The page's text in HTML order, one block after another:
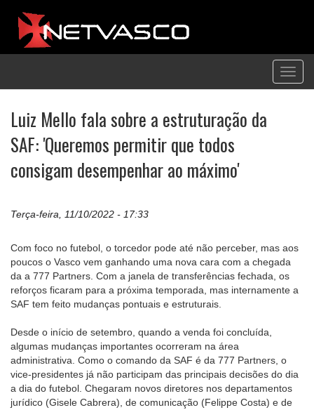
Luiz Mello fala sobre a estruturação da
SAF: 'Queremos permitir que todos
consigam desempenhar ao máximo'
Terça-feira, 11/10/2022 - 17:33
Com foco no futebol, o torcedor pode até não perceber, mas aos
poucos o Vasco vem ganhando uma nova cara com a chegada
da a 777 Partners. Com a janela de transferências fechada, os
reforços ficaram para a próxima temporada, mas internamente a
SAF tem feito mudanças pontuais e estruturais.
Desde o início de setembro, quando a venda foi concluída,
algumas mudanças importantes ocorreram na área
administrativa. Como o comando da SAF é da 777 Partners, o
vice-presidentes já não participam das principais decisões do dia
a dia do futebol. Chegaram novos diretores nos departamentos
jurídico (Gisele Cabrera), de comunicação (Felippe Costa) e de